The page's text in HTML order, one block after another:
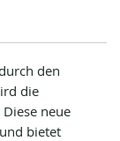
den
die
neue
bietet